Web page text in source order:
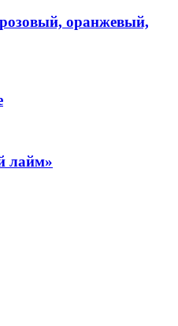
оранжевый,
лайм»